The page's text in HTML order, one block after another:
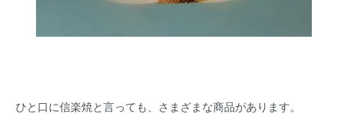
ひと口に信楽焼と言っても、さまざまな商品があります。